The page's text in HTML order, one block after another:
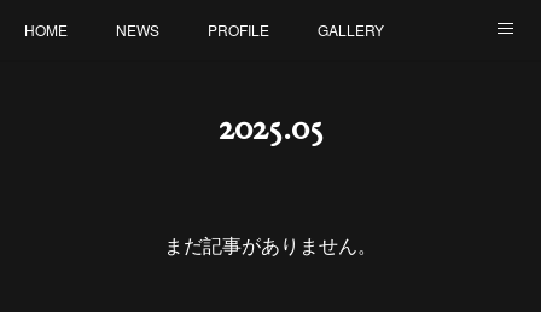
HOME NEWS PROFILE GALLERY
2025.05
まだ記事がありません。